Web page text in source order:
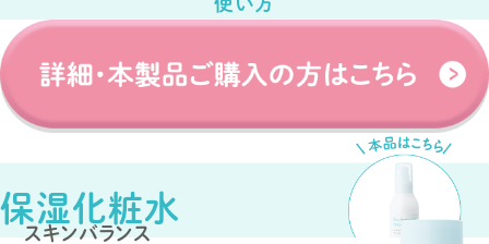
保湿化粧水
スキンバランス